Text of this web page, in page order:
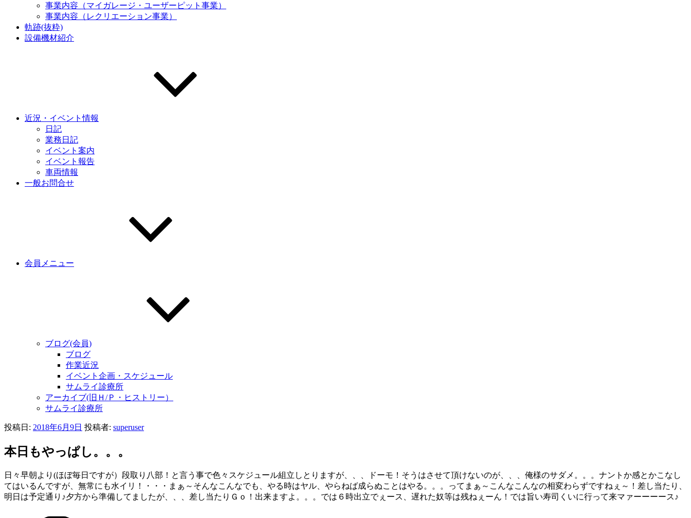
事業内容（マイガレージ・ユーザーピット事業）
事業内容（レクリエーション事業）
軌跡(抜粋)
設備機材紹介
近況・イベント情報
日記
業務日記
イベント案内
イベント報告
車両情報
一般お問合せ
会員メニュー
ブログ(会員)
ブログ
作業近況
イベント企画・スケジュール
サムライ診療所
アーカイブ(旧Ｈ/Ｐ・ヒストリー）
サムライ診療所
投稿日: 2018年6月9日 投稿者: superuser
本日もやっぱし。。。
日々早朝より(ほぼ毎日ですが）段取り八部！と言う事で色々スケジュール組立しとりますが、、、ドーモ！そうはさせて頂けないのが、、、俺様のサダメ。。。ナントか感とかこなし
てはいるんですが、無常にも水イリ！・・・まぁ～そんなこんなでも、やる時はヤル、やらねば成らぬことはやる。。。ってまぁ～こんなこんなの相変わらずですねぇ～！差し当たり、
明日は予定通り♪夕方から準備してましたが、、、差し当たりＧｏ！出来ますよ。。。では６時出立でぇース、遅れた奴等は残ねぇーん！では旨い寿司くいに行って来マァーーーース♪